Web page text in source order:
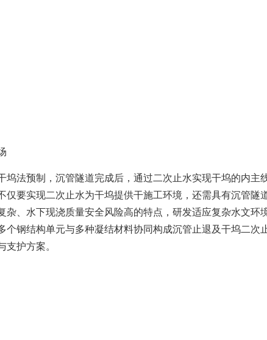
坞法预制，沉管隧道完成后，通过二次止水实现干坞的内主
仅要实现二次止水为干坞提供干施工环境，还需具有沉管隧
杂、水下现浇质量安全风险高的特点，研发适应复杂水文环
个钢结构单元与多种凝结材料协同构成沉管止退及干坞二次
支护方案。